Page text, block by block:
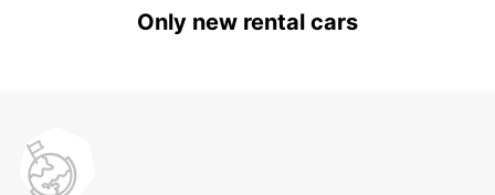
Only new rental cars